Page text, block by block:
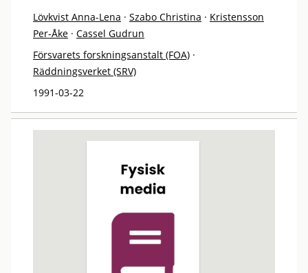
Lövkvist Anna-Lena · Szabo Christina · Kristensson
Per-Åke · Cassel Gudrun
Försvarets forskningsanstalt (FOA) ·
Räddningsverket (SRV)
1991-03-22